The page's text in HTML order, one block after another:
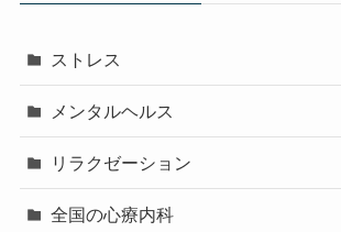
ストレス
メンタルヘルス
リラクゼーション
全国の心療内科